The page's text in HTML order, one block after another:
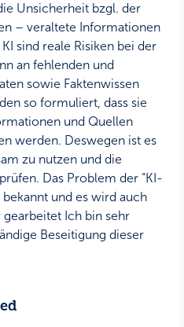
Unsicherheit bzgl. der
– veraltete Informationen
sind reale Risiken bei der
an fehlenden und
sowie Faktenwissen
so formuliert, dass sie
und Quellen
werden. Deswegen ist es
zu nutzen und die
Das Problem der “KI-
und es wird auch
Ich bin sehr
Beseitigung dieser